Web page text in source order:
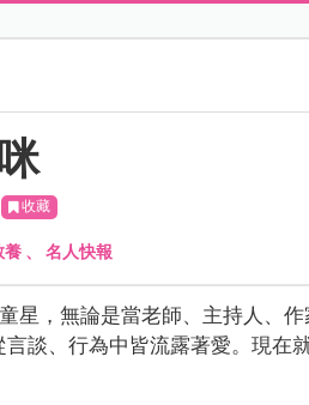
收藏
養、 名人快報
星，無論是當老師、主持人、
談、行為中皆流露著愛。現在